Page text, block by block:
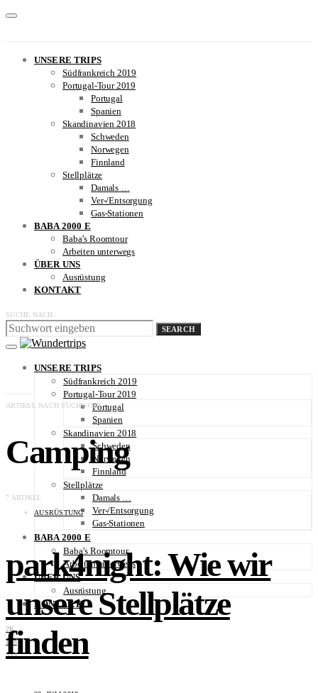
UNSERE TRIPS
Südfrankreich 2019
Portugal-Tour 2019
Portugal
Spanien
Skandinavien 2018
Schweden
Norwegen
Finnland
Stellplätze
Damals …
Ver-/Entsorgung
Gas-Stationen
BABA 2000 E
Baba’s Roomtour
Arbeiten unterwegs
ÜBER UNS
Ausrüstung
KONTAKT
SUCHE NACH:
SEARCH
UNSERE TRIPS
Südfrankreich 2019
Portugal-Tour 2019
Portugal
Spanien
Skandinavien 2018
Schweden
Norwegen
Finnland
Stellplätze
Damals …
Ver-/Entsorgung
Gas-Stationen
BABA 2000 E
Baba’s Roomtour
Arbeiten unterwegs
ÜBER UNS
Ausrüstung
KONTAKT
2K
168
353
ARTIKEL NACH SUCHWORT
Camping
7 ARTIKEL
AUSRÜSTUNG
park4night: Wie wir
unsere Stellplätze
finden